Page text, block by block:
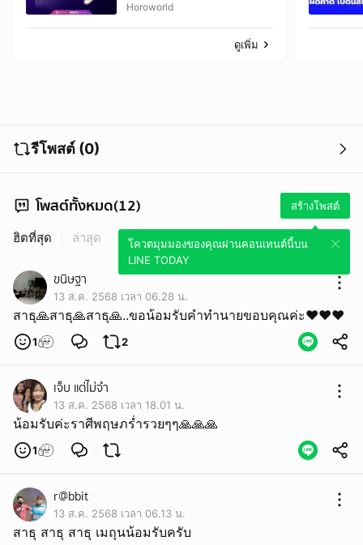
Horoworld
ดูเพิ่ม
รีโพสต์ (0)
โพสต์ทั้งหมด(12) สร้างโพสต์
โควตมุมมองของคุณผ่านคอนเทนต์นี้บน
LINE TODAY
ฮิตที่สุด ล่าสุด
ขนิษฐา
13 ส.ค. 2568 เวลา 06.28 น.
สาธุ🙏​สาธุ🙏​สาธุ🙏..ขอน้อมรับคำทำนาย​ขอบคุณค่ะ❤️❤️❤️
1 2
เจ็บ แต่ไม่จำ
13 ส.ค. 2568 เวลา 18.01 น.
น้อมรับค่ะราศีพฤษภร่ำรวยๆๆ🙏🙏🙏
1
r@bbit
13 ส.ค. 2568 เวลา 06.13 น.
สาธุ สาธุ สาธุ เมถุนน้อมรับครับ